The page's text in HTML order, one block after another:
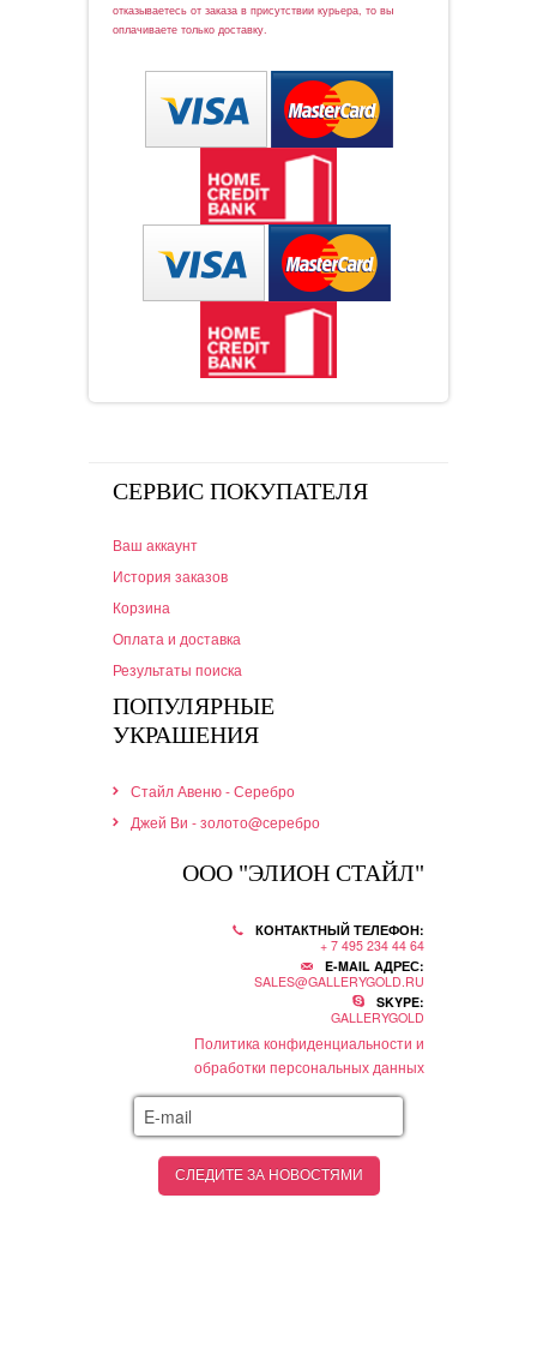
отказываетесь от заказа в присутствии курьера, то вы
оплачиваете только доставку.
СЕРВИС ПОКУПАТЕЛЯ
Ваш аккаунт
История заказов
Корзина
Оплата и доставка
Результаты поиска
ПОПУЛЯРНЫЕ
УКРАШЕНИЯ
Стайл Авеню - Серебро
Джей Ви - золото@серебро
ООО "ЭЛИОН СТАЙЛ"
КОНТАКТНЫЙ ТЕЛЕФОН:
+ 7 495 234 44 64
E-MAIL АДРЕС:
SALES@GALLERYGOLD.RU
SKYPE:
GALLERYGOLD
Политика конфиденциальности и
обработки персональных данных